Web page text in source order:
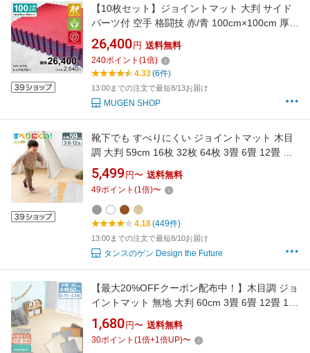
【10枚セット】ジョイントマット 大判 サイド
パーツ付 空手 格闘技 赤/青 100cm×100cm 厚さ
2cm 衝撃吸収 防音 抗菌 防臭 EVA ジムマット
トレーニング 合気道 テコンドー プレイマット
フロアマット ハード MUGEN 洗える キッズ パ
ズルマット クッションマット
26,400 円 送料無料
240ポイント (1倍)
4.33(6件)
13:00までの注文で最短8/13お届け
MUGEN SHOP
靴下でも すべりにくい ジョイントマット 木目
調 大判 59cm 16枚 32枚 64枚 3畳 6畳 12畳 木
目 サイドパーツ ノンホル クッションマット パ
ズルマット 10mm厚 フロアマット プレイマッ
ト キッズマット ジョイント マット ベビー 防音
5,499 円〜 送料無料
49ポイント (1倍)〜
4.18(449件)
13:00までの注文で最短8/10お届け
タンスのゲン Design the Future
【最大20%OFFクーポン配布中！】木目調 ジョ
イントマット 無地 大判 60cm 3畳 6畳 12畳 1級
防音 小判 30cm 0.75畳 1.5畳 抗菌 防臭 木目 洗
える プレイマット ベビーマット キッズマット
カーペット フロアマット 床暖房対応 マット パ
1,680 円〜 送料無料
30ポイント (1倍+1倍UP)〜